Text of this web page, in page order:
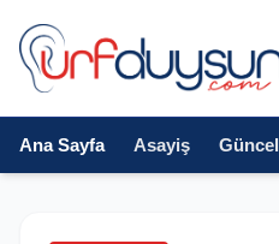
Ana Sayfa Asayiş Güncel